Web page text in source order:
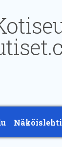
Näköislehti